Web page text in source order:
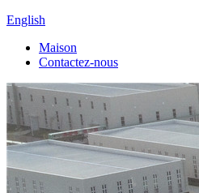
English
Maison
Contactez-nous